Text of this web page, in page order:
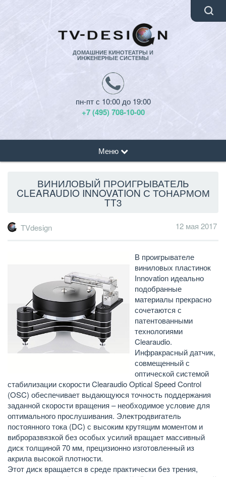
ДОМАШНИЕ КИНОТЕАТРЫ И
ИНЖЕНЕРНЫЕ СИСТЕМЫ
пн-пт с 10:00 до 19:00
+7 (495) 708-10-00
Меню
ВИНИЛОВЫЙ ПРОИГРЫВАТЕЛЬ
CLEARAUDIO INNOVATION С ТОНАРМОМ
TT3
TVdesign 12 мая 2017
В проигрывателе
виниловых пластинок
Innovation идеально
подобранные
материалы прекрасно
сочетаются с
патентованными
технологиями
Clearaudio.
Инфракрасный датчик,
совмещенный с
оптической системой
стабилизации скорости Clearaudio Optical Speed Control
(OSC) обеспечивает выдающуюся точность поддержания
заданной скорости вращения – необходимое условие для
оптимального прослушивания. Электродвигатель
постоянного тока (DC) с высоким крутящим моментом и
виброразвязкой без особых усилий вращает массивный
диск толщиной 70 мм, прецизионно изготовленный из
акрила высокой плотности.
Этот диск вращается в среде практически без трения,